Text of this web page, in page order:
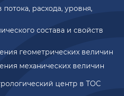
центр в ТОС
расхода, уровня,
состава и свойств
геометрических величин
механических величин